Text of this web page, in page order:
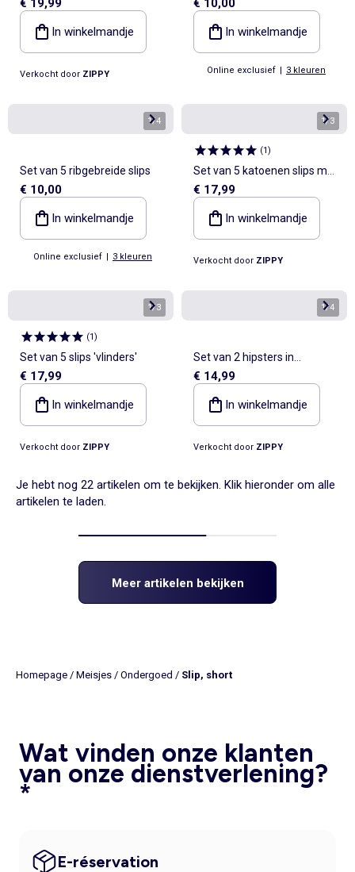
Stitch prints
In winkelmandje
Verkocht door ZIPPY
In winkelmandje
Online exclusief | 3 kleuren
1/4
Set van 5 ribgebreide slips
€ 10,00
In winkelmandje
Online exclusief | 3 kleuren
1/3
(1)
Set van 5 katoenen slips met
sterrenmotief
€ 17,99
In winkelmandje
Verkocht door ZIPPY
1/3
(1)
Set van 5 slips 'vlinders'
€ 17,99
In winkelmandje
Verkocht door ZIPPY
1/4
Set van 2 hipsters in
microvezel
€ 14,99
In winkelmandje
Verkocht door ZIPPY
Je hebt nog 22 artikelen om te bekijken. Klik hieronder om alle
artikelen te laden.
Meer artikelen bekijken
Homepage / Meisjes / Ondergoed / Slip, short
Wat vinden onze klanten
van onze dienstverlening?
*
E-réservation